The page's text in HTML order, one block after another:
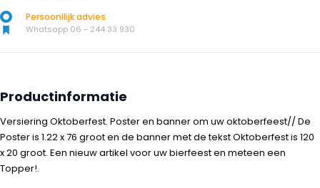
Persoonllijk advies
Whatsapp 06 - 244 33 930
Productinformatie
Versiering Oktoberfest. Poster en banner om uw oktoberfeest// De
Poster is 1.22 x 76 groot en de banner met de tekst Oktoberfest is 120
x 20 groot. Een nieuw artikel voor uw bierfeest en meteen een
Topper!.